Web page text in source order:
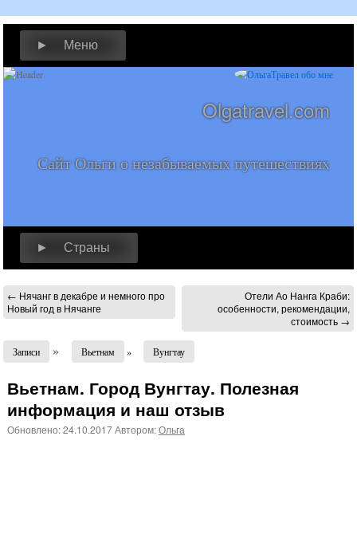
► Меню
Olgatravel.com
Сайт Ольги о незабываемых путешествиях
► Страны
← Нячанг в декабре и немного про
Новый год в Нячанге
Отели Ао Нанга Краби:
особенности, рекомендации,
стоимость →
Записи » Вьетнам » Вунгтау
Вьетнам. Город Вунгтау. Полезная
информация и наш отзыв
Обновлено:24.10.2017Автором:Ольга